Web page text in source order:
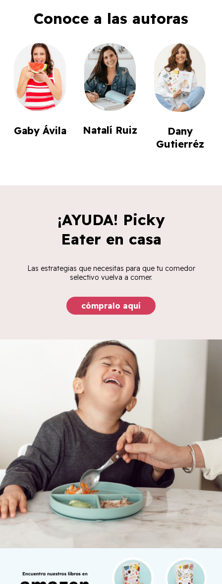
Conoce a las autoras
Gaby Ávila Natalí Ruiz
Dany
Gutierréz
¡AYUDA! Picky
Eater en casa
Las estrategias que necesitas para que tu comedor
selectivo vuelva a comer.
cómpralo aquí